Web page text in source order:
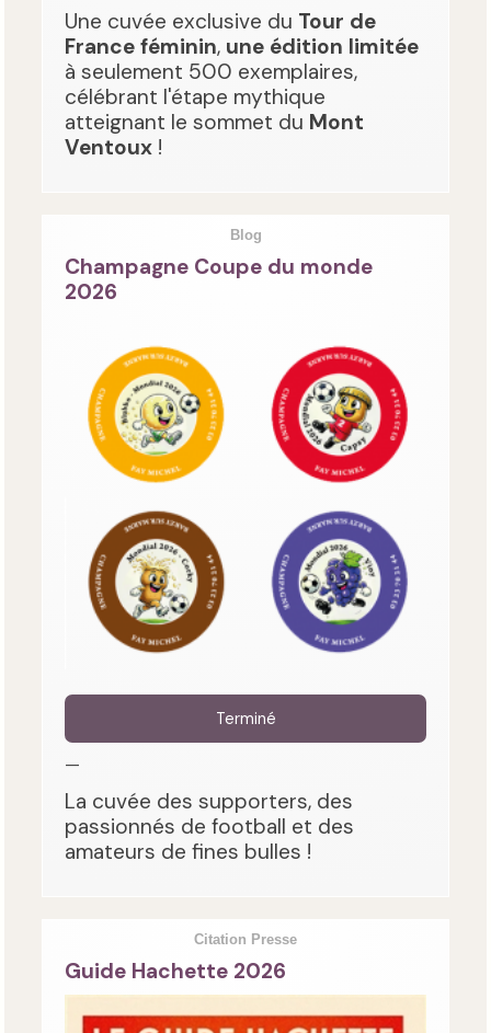
Une cuvée exclusive du Tour de
France féminin, une édition limitée
à seulement 500 exemplaires,
célébrant l'étape mythique
atteignant le sommet du Mont
Ventoux !
Blog
Champagne Coupe du monde
2026
Terminé
—
La cuvée des supporters, des
passionnés de football et des
amateurs de fines bulles !
Citation Presse
Guide Hachette 2026